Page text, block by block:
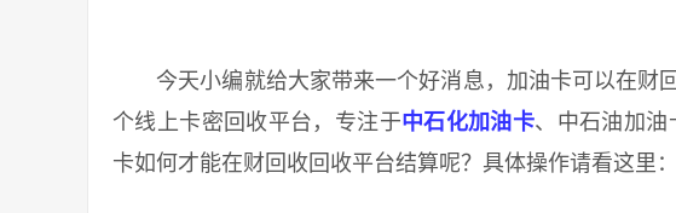
今天小编就给大家带来一个好消息，加油卡可以在财
个线上卡密回收平台，专注于中石化加油卡、中石油加油
卡如何才能在财回收回收平台结算呢？具体操作请看这里：